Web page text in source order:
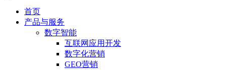
首页
产品与服务
数字智能
互联网应用开发
数字化营销
GEO营销